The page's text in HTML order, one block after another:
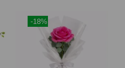
-18%